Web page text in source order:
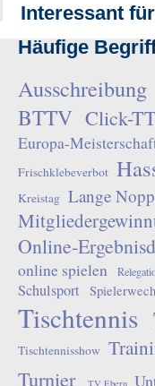
Interessant
Häufige
Ausschreibung
BTTV Click-TT
Europa-
Frischklebeverbot
Kreistag Lange
Online-
online spielen
Schulsport
Tischtennis
Tischtennisshow
Turnier TV Ebern